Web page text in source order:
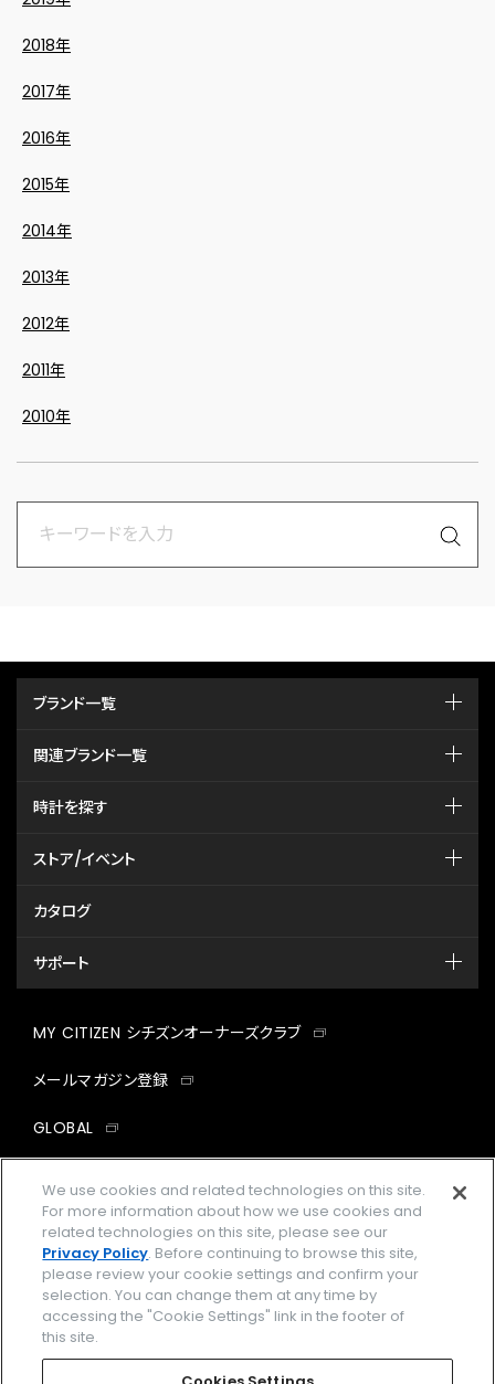
2018年
2017年
2016年
2015年
2014年
2013年
2012年
2011年
2010年
ブランド一覧
関連ブランド一覧
時計を探す
ストア/イベント
カタログ
サポート
MY CITIZEN シチズンオーナーズクラブ
メールマガジン登録
GLOBAL
facebookinstagramtwitter
企業情報 ご利用規約
プライバシーポリシー Cookies Settings
We use cookies and related technologies on this site.
For more information about how we use cookies and
related technologies on this site, please see our
Privacy Policy. Before continuing to browse this site,
please review your cookie settings and confirm your
selection. You can change them at any time by
accessing the "Cookie Settings" link in the footer of
this site.